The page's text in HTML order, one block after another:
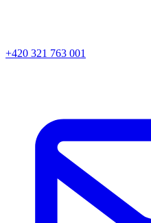
+420 321 763 001